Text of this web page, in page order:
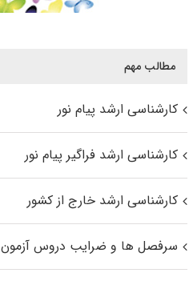
مطالب مهم
کارشناسی ارشد پیام نور
کارشناسی ارشد فراگیر پیام نور
کارشناسی ارشد خارج از کشور
سرفصل ها و ضرایب دروس آزمون